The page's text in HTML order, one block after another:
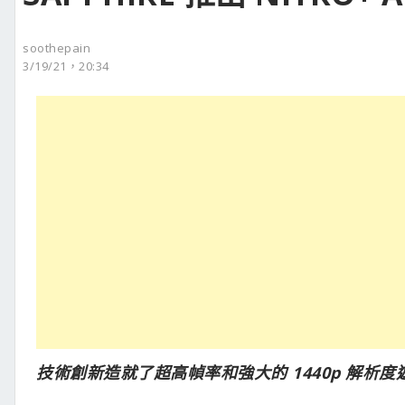
soothepain
3/19/21，20:34
技術創新造就了超高幀率和強大的 1440p 解析度